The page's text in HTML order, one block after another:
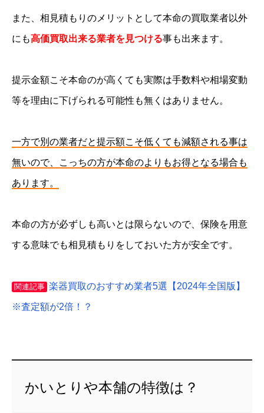
また、相見積もりのメリットとして本命の買取業者以外
にも高価買取出来る業者を見つける事も出来ます。
提示金額こそ本命のが高くても実際は手数料や相場変動
等を理由に下げられる可能性も無くはありません。
一方で別の業者だと提示額こそ低くても減額される事は
無いので、こっちの方が本命のよりもお得となる場合も
あります。
本命の方が必ずしも高いとは限らないので、保険を用意
する意味でも相見積もりをしておいた方が安全です。
関連記事 楽器買取のおすすめ業者5選【2024年全国版】
※査定額が2倍！？
かいとりや本舗の特徴は？